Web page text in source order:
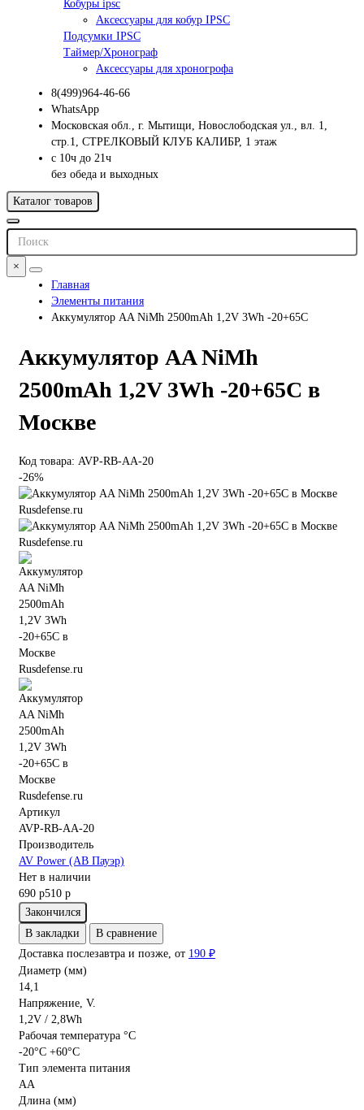
Кобуры ipsc
Аксессуары для кобур IPSC
Подсумки IPSC
Таймер/Хронограф
Аксессуары для хроногрофа
8(499)964-46-66
WhatsApp
Московская обл., г. Мытищи, Новослободская ул., вл. 1,
стр.1, СТРЕЛКОВЫЙ КЛУБ КАЛИБР, 1 этаж
с 10ч до 21ч
без обеда и выходных
Каталог товаров
×
Главная
Элементы питания
Аккумулятор AA NiMh 2500mAh 1,2V 3Wh -20+65C
Аккумулятор AA NiMh
2500mAh 1,2V 3Wh -20+65C в
Москве
Код товара: AVP-RB-AA-20
-26%
Артикул
AVP-RB-AA-20
Производитель
AV Power (АВ Пауэр)
Нет в наличии
690 р510 р
Закончился
В закладки
В сравнение
Доставка послезавтра и позже, от 190 ₽
Диаметр (мм)
14,1
Напряжение, V.
1,2V / 2,8Wh
Рабочая температура °C
-20°C +60°C
Тип элемента питания
АА
Длина (мм)